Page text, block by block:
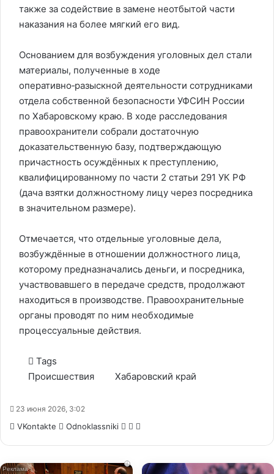
также за содействие в замене неотбытой части
наказания на более мягкий его вид.
Основанием для возбуждения уголовных дел стали
материалы, полученные в ходе
оперативно‑разыскной деятельности сотрудниками
отдела собственной безопасности УФСИН России
по Хабаровскому краю. В ходе расследования
правоохранители собрали достаточную
доказательственную базу, подтверждающую
причастность осуждённых к преступлению,
квалифицированному по части 2 статьи 291 УК РФ
(дача взятки должностному лицу через посредника
в значительном размере).
Отмечается, что отдельные уголовные дела,
возбуждённые в отношении должностного лица,
которому предназначались деньги, и посредника,
участвовавшего в передаче средств, продолжают
находиться в производстве. Правоохранительные
органы проводят по ним необходимые
процессуальные действия.
Tags
Происшествия
Хабаровский край
23 июня 2026, 3:02
VKontakte Odnoklassniki WhatsApp
Telegram
i